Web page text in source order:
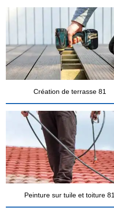
Création de terrasse 81
Peinture sur tuile et toiture 81